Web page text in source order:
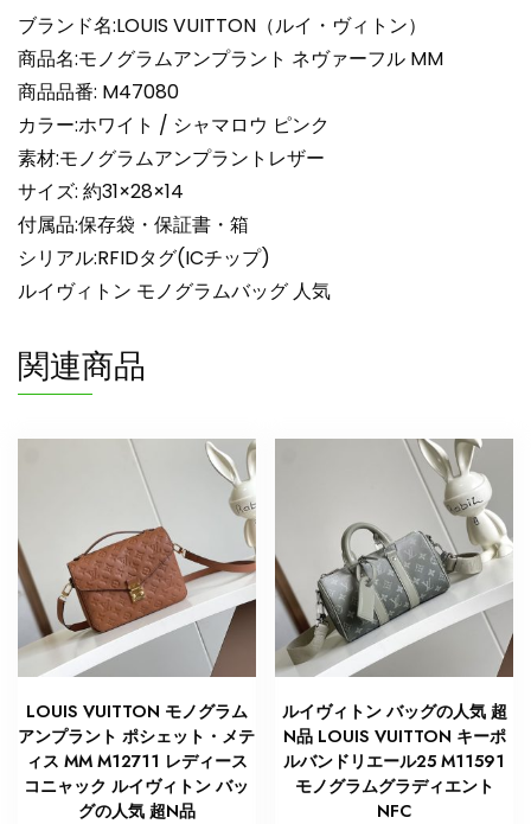
ラ
ン
ト
ネ
ヴ
ァ
ー
フ
ル
MM
シ
ル
ダ
バ
掛
け
ポ
ー
き
ト
ー
ブランド名:LOUIS VUITTON（ルイ・ヴィトン）
商品名:モノグラムアンプラント ネヴァーフル MM
商品品番: M47080
カラー:ホワイト / シャマロウ ピンク
素材:モノグラムアンプラントレザー
サイズ: 約31×28×14
付属品:保存袋・保証書・箱
シリアル:RFIDタグ(ICチップ)
ルイヴィトン モノグラムバッグ 人気
関連商品
LOUIS VUITTON モノグラム
アンプラント ポシェット・メテ
ィス MM M12711 レディース
コニャック ルイヴィトン バッ
グの人気 超N品
ルイヴィトン バッグの人気 超
N品 LOUIS VUITTON キーポ
ルバンドリエール25 M11591
モノグラムグラディエント
NFC